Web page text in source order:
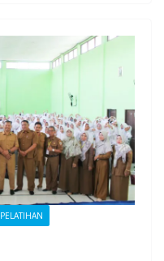
PELATIHAN